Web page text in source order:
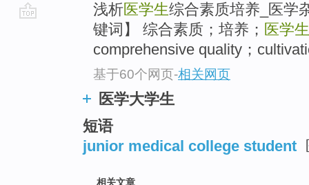
浅析医学生综合素质培养_医学
键词】 综合素质；培养； 医学生
comprehensive quality；
基于60个网页-相关网页
医学大学生
短语
junior medical college student
相关文章